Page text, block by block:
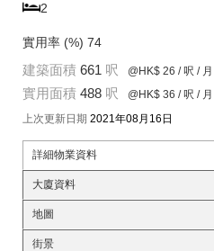
2
實用率 (%) 74
建築面積 661 呎 @HK$ 26 / 呎 / 月
實用面積 488 呎 @HK$ 36 / 呎 / 月
上次更新日期 2021年08月16日
詳細物業資料
大廈資料
地圖
街景